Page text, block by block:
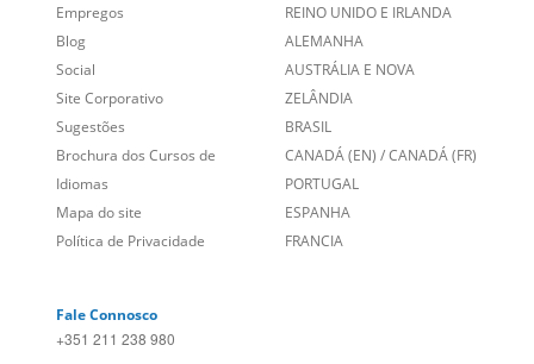
Empregos
Blog
Social
Site Corporativo
Sugestões
Brochura dos Cursos de
Idiomas
Mapa do site
Política de Privacidade
REINO UNIDO E IRLANDA
ALEMANHA
AUSTRÁLIA E NOVA
ZELÂNDIA
BRASIL
CANADÁ (EN) /CANADÁ (FR)
PORTUGAL
ESPANHA
FRANCIA
Fale Connosco
+351 211 238 980